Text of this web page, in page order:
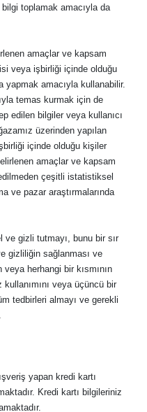
toplamak amacıyla da
amaçlar ve kapsam
veya işbirliği içinde olduğu
yapmak amacıyla kullanabilir.
temas kurmak için de
edilen bilgiler veya kullanıcı
üzerinden yapılan
içinde olduğu kişiler
amaçlar ve kapsam
çeşitli istatistiksel
ve pazar araştırmalarında
ve gizli tutmayı, bunu bir sır
gizliliğin sağlanması ve
herhangi bir kısmının
veya üçüncü bir
tedbirleri almayı ve gerekli
yapan kredi kartı
Kredi kartı bilgileriniz